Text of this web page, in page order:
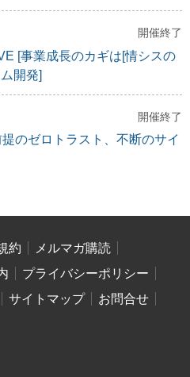
開催終了
[事業成長のカギは[情シスの
開発]
開催終了
のゼロトラスト、不断のサイ
約
メルマガ購読
プライバシーポリシー
サイトマップ
お問合せ